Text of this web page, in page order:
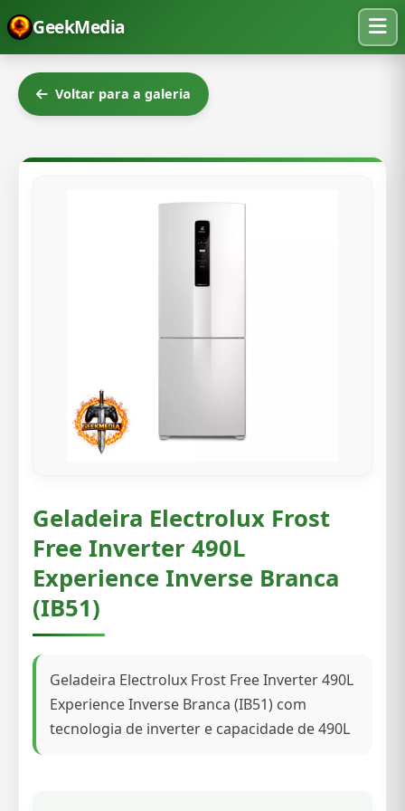
GeekMedia
Voltar para a galeria
Geladeira Electrolux Frost
Free Inverter 490L
Experience Inverse Branca
(IB51)
Geladeira Electrolux Frost Free Inverter 490L
Experience Inverse Branca (IB51) com
tecnologia de inverter e capacidade de 490L